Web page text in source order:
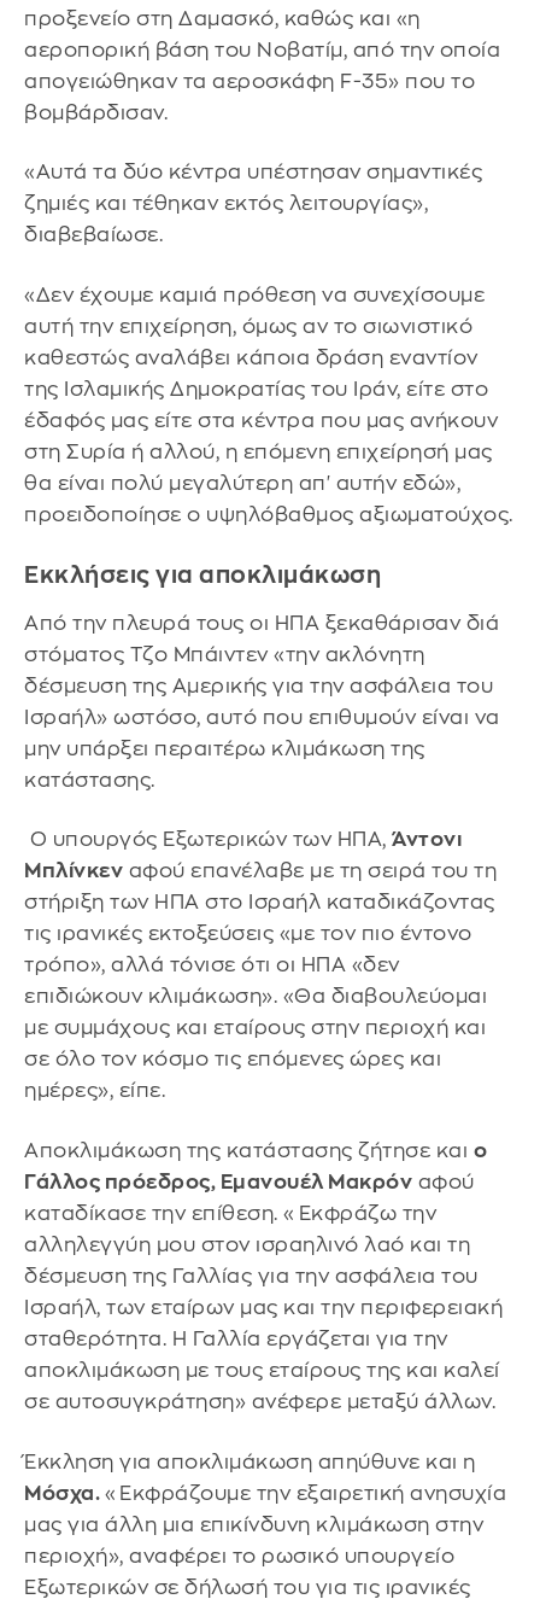
προξενείο στη Δαμασκό, καθώς και «η
αεροπορική βάση του Νοβατίμ, από την οποία
απογειώθηκαν τα αεροσκάφη F-35» που το
βομβάρδισαν.
«Αυτά τα δύο κέντρα υπέστησαν σημαντικές
ζημιές και τέθηκαν εκτός λειτουργίας»,
διαβεβαίωσε.
«Δεν έχουμε καμιά πρόθεση να συνεχίσουμε
αυτή την επιχείρηση, όμως αν το σιωνιστικό
καθεστώς αναλάβει κάποια δράση εναντίον
της Ισλαμικής Δημοκρατίας του Ιράν, είτε στο
έδαφός μας είτε στα κέντρα που μας ανήκουν
στη Συρία ή αλλού, η επόμενη επιχείρησή μας
θα είναι πολύ μεγαλύτερη απ' αυτήν εδώ»,
προειδοποίησε ο υψηλόβαθμος αξιωματούχος.
Εκκλήσεις για αποκλιμάκωση
Από την πλευρά τους οι ΗΠΑ ξεκαθάρισαν διά
στόματος Τζο Μπάιντεν «την ακλόνητη
δέσμευση της Αμερικής για την ασφάλεια του
Ισραήλ» ωστόσο, αυτό που επιθυμούν είναι να
μην υπάρξει περαιτέρω κλιμάκωση της
κατάστασης.
Ο υπουργός Εξωτερικών των ΗΠΑ, Άντονι
Μπλίνκεν αφού επανέλαβε με τη σειρά του τη
στήριξη των ΗΠΑ στο Ισραήλ καταδικάζοντας
τις ιρανικές εκτοξεύσεις «με τον πιο έντονο
τρόπο», αλλά τόνισε ότι οι ΗΠΑ «δεν
επιδιώκουν κλιμάκωση». «Θα διαβουλεύομαι
με συμμάχους και εταίρους στην περιοχή και
σε όλο τον κόσμο τις επόμενες ώρες και
ημέρες», είπε.
Αποκλιμάκωση της κατάστασης ζήτησε και ο
Γάλλος πρόεδρος, Εμανουέλ Μακρόν αφού
καταδίκασε την επίθεση. «Εκφράζω την
αλληλεγγύη μου στον ισραηλινό λαό και τη
δέσμευση της Γαλλίας για την ασφάλεια του
Ισραήλ, των εταίρων μας και την περιφερειακή
σταθερότητα. Η Γαλλία εργάζεται για την
αποκλιμάκωση με τους εταίρους της και καλεί
σε αυτοσυγκράτηση» ανέφερε μεταξύ άλλων.
Έκκληση για αποκλιμάκωση απηύθυνε και η
Μόσχα. «Εκφράζουμε την εξαιρετική ανησυχία
μας για άλλη μια επικίνδυνη κλιμάκωση στην
περιοχή», αναφέρει το ρωσικό υπουργείο
Εξωτερικών σε δήλωσή του για τις ιρανικές